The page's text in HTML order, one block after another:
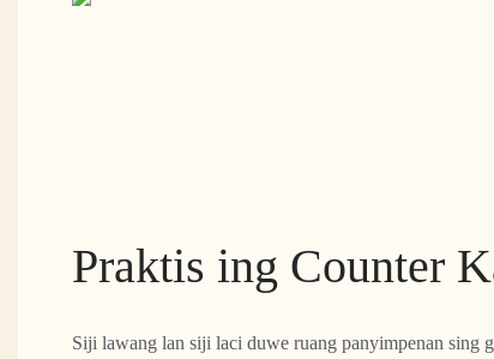
Praktis ing Counter
Siji lawang lan siji laci duwe ruang panyimpenan sing